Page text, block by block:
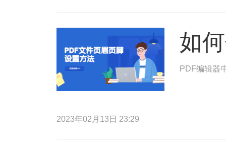
如
PDF编辑器
2023年02月13日 23:29